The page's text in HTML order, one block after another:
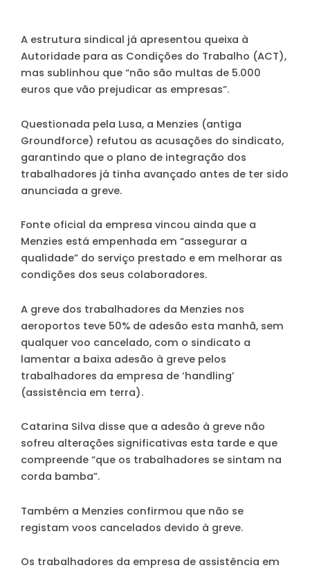
A estrutura sindical já apresentou queixa à
Autoridade para as Condições do Trabalho (ACT),
mas sublinhou que “não são multas de 5.000
euros que vão prejudicar as empresas”.
Questionada pela Lusa, a Menzies (antiga
Groundforce) refutou as acusações do sindicato,
garantindo que o plano de integração dos
trabalhadores já tinha avançado antes de ter sido
anunciada a greve.
Fonte oficial da empresa vincou ainda que a
Menzies está empenhada em “assegurar a
qualidade” do serviço prestado e em melhorar as
condições dos seus colaboradores.
A greve dos trabalhadores da Menzies nos
aeroportos teve 50% de adesão esta manhã, sem
qualquer voo cancelado, com o sindicato a
lamentar a baixa adesão à greve pelos
trabalhadores da empresa de ‘handling’
(assistência em terra).
Catarina Silva disse que a adesão à greve não
sofreu alterações significativas esta tarde e que
compreende “que os trabalhadores se sintam na
corda bamba”.
Também a Menzies confirmou que não se
registam voos cancelados devido à greve.
Os trabalhadores da empresa de assistência em